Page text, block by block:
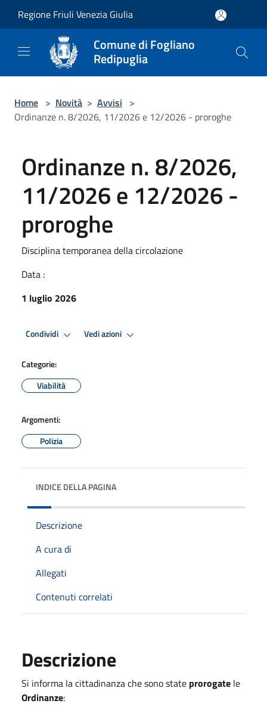
Regione Friuli Venezia Giulia
Comune di Fogliano
Redipuglia
Home > Novità > Avvisi >
Ordinanze n. 8/2026, 11/2026 e 12/2026 - proroghe
Ordinanze n. 8/2026,
11/2026 e 12/2026 -
proroghe
Disciplina temporanea della circolazione
Data :
1 luglio 2026
Condividi Vedi azioni
Categorie:
Viabilità
Argomenti:
Polizia
INDICE DELLA PAGINA
Descrizione
A cura di
Allegati
Contenuti correlati
Descrizione
Si informa la cittadinanza che sono state prorogate le
Ordinanze: